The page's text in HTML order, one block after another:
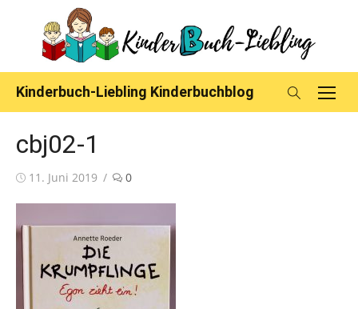
content
Kinderbuch-Liebling Kinderbuchblog
cbj02-1
Posted
11. Juni 2019 0